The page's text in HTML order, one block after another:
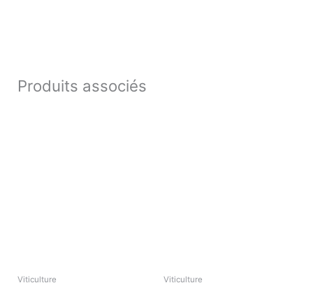
Produits associés
Viticulture Viticulture